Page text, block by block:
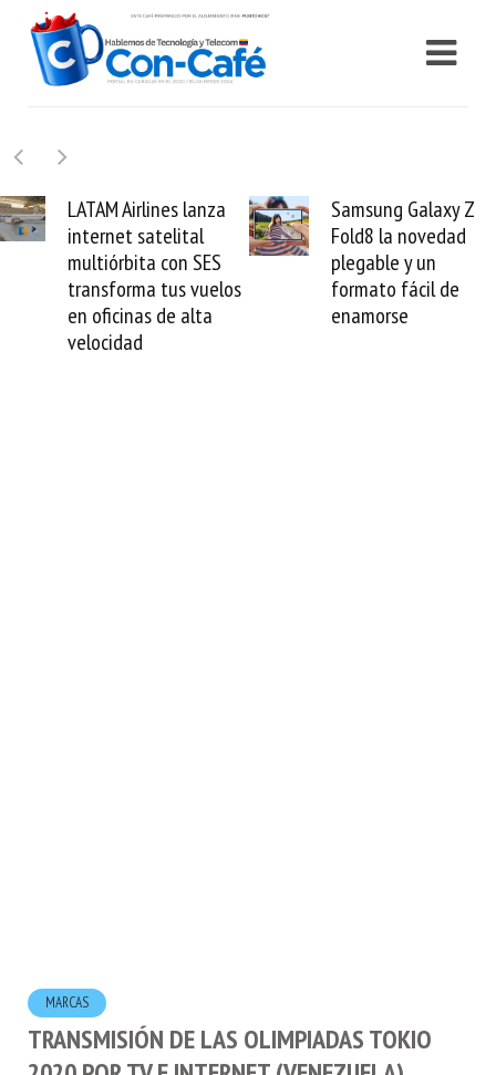
lanza
con SES
tus vuelos
de alta
Samsung Galaxy Z
Fold8 la novedad
plegable y un
formato fácil de
enamorse
valida
MARCAS
TRANSMISIÓN DE LAS OLIMPIADAS TOKIO
2020 POR TV E INTERNET (VENEZUELA)